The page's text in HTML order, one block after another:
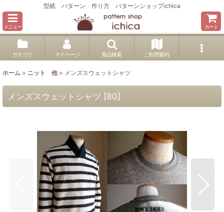
型紙 パターン 作り方 パターンショップichica
メニュー カート
カテゴリ マイページ 商品検索 ご利用案内
ホーム > ニット 他 > メンズスウェットシャツ
メンズスウェットシャツ [80]